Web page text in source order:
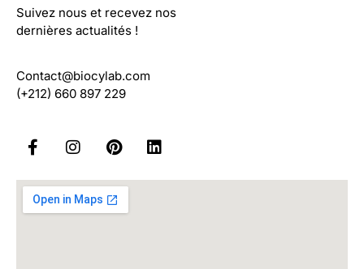
Suivez nous et recevez nos
dernières actualités !
Contact@biocylab.com
(+212) 660 897 229